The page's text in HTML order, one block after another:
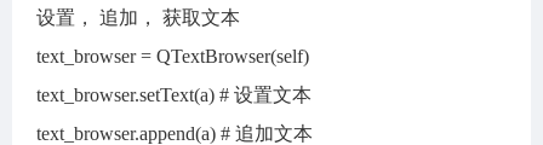
设置， 追加， 获取文本
text_browser = QTextBrowser(self)
text_browser.setText(a) # 设置文本
text_browser.append(a) # 追加文本